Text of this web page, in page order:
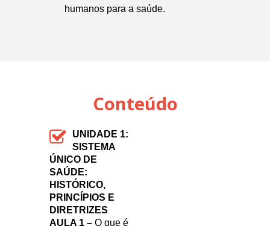
humanos para a saúde.
Conteúdo
UNIDADE 1:
SISTEMA
ÚNICO DE
SAÚDE:
HISTÓRICO,
PRINCÍPIOS E
DIRETRIZES
AULA 1 –O que é